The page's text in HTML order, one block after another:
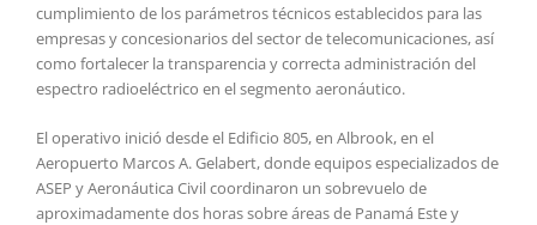
cumplimiento de los parámetros técnicos establecidos para las
empresas y concesionarios del sector de telecomunicaciones, así
como fortalecer la transparencia y correcta administración del
espectro radioeléctrico en el segmento aeronáutico.
El operativo inició desde el Edificio 805, en Albrook, en el
Aeropuerto Marcos A. Gelabert, donde equipos especializados de
ASEP y Aeronáutica Civil coordinaron un sobrevuelo de
aproximadamente dos horas sobre áreas de Panamá Este y